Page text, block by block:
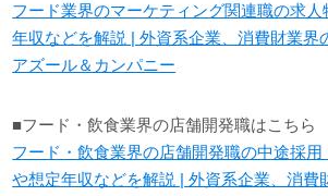
フード業界のマーケティング関連職の求
年収などを解説 | 外資系企業、消費財業界
アズール＆カンパニー
■フード・飲食業界の店舗開発職はこちら
フード・飲食業界の店舗開発職の中途採用
や想定年収などを解説 | 外資系企業、消費